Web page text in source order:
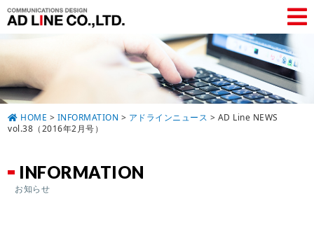
HOME > INFORMATION > アドラインニュース > AD Line NEWS
vol.38（2016年2月号）
INFORMATION
お知らせ